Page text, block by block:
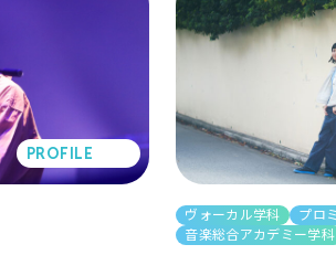
PROFILE
ヴォーカル学科
プロ
音楽総合アカデミー学科